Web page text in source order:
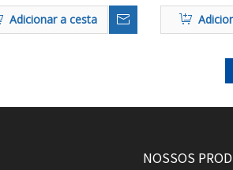
Adicionar a cesta
NOSSOS